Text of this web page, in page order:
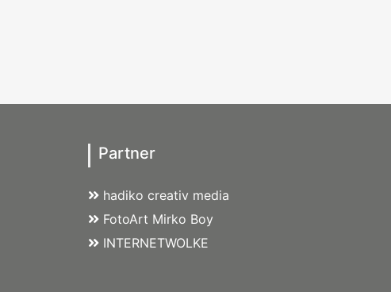
Partner
hadiko creativ media
FotoArt Mirko Boy
INTERNETWOLKE